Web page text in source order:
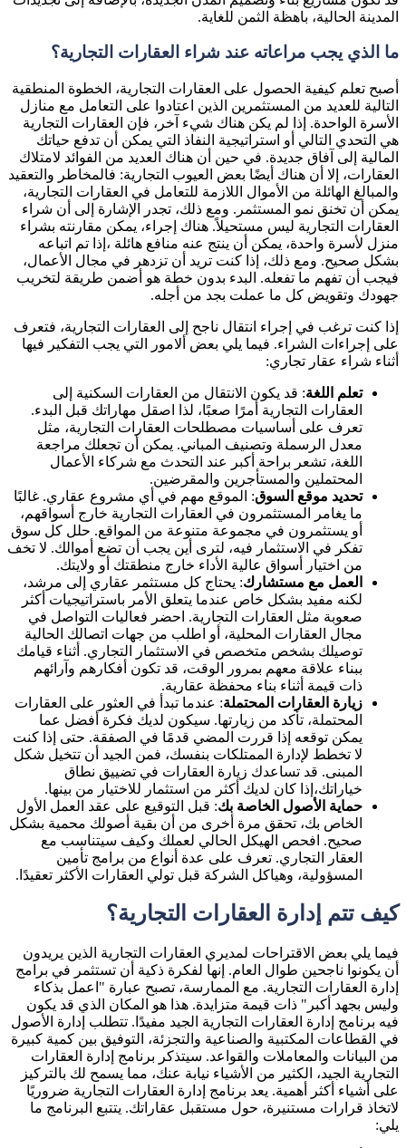
المدينة الحالية، باهظة الثمن للغاية.
ما الذي يجب مراعاته عند شراء العقارات التجارية؟
أصبح تعلم كيفية الحصول على العقارات التجارية، الخطوة المنطقية
التالية للعديد من المستثمرين الذين اعتادوا على التعامل مع منازل
الأسرة الواحدة. إذا لم يكن هناك شيء آخر، فإن العقارات التجارية
هي التحدي التالي أو استراتيجية النفاذ التي يمكن أن تدفع حياتك
المالية إلى آفاق جديدة. في حين أن هناك العديد من الفوائد لامتلاك
العقارات، إلا أن هناك أيضًا بعض العيوب التجارية: فالمخاطر والتعقيد
والمبالغ الهائلة من الأموال اللازمة للتعامل في العقارات التجارية،
يمكن أن تخنق نمو المستثمر. ومع ذلك، تجدر الإشارة إلى أن شراء
العقارات التجارية ليس مستحيلاً. هناك إجراء، يمكن مقارنته بشراء
منزل لأسرة واحدة، يمكن أن ينتج عنه منافع هائلة ،إذا تم اتباعه
بشكل صحيح. ومع ذلك، إذا كنت تريد أن تزدهر في مجال الأعمال،
فيجب أن تفهم ما تفعله. البدء بدون خطة هو أضمن طريقة لتخريب
جهودك وتقويض كل ما عملت بجد من أجله.
إذا كنت ترغب في إجراء انتقال ناجح إلى العقارات التجارية، فتعرف
على إجراءات الشراء. فيما يلي بعض ألامور التي يجب التفكير فيها
أثناء شراء عقار تجاري:
تعلم اللغة: قد يكون الانتقال من العقارات السكنية إلى
العقارات التجارية أمرًا صعبًا، لذا اصقل مهاراتك قبل البدء.
تعرف على أساسيات مصطلحات العقارات التجارية، مثل
معدل الرسملة وتصنيف المباني. يمكن أن تجعلك مراجعة
اللغة، تشعر براحة أكبر عند التحدث مع شركاء الأعمال
المحتملين والمستأجرين والمقرضين.
تحديد موقع السوق: الموقع مهم في أي مشروع عقاري. غالبًا
ما يغامر المستثمرون في العقارات التجارية خارج أسواقهم،
أو يستثمرون في مجموعة متنوعة من المواقع. حلل كل سوق
تفكر في الاستثمار فيه، لترى أين يجب أن تضع أموالك. لا تخف
من اختيار أسواق عالية الأداء خارج منطقتك أو ولايتك.
العمل مع مستشارك: يحتاج كل مستثمر عقاري إلى مرشد،
لكنه مفيد بشكل خاص عندما يتعلق الأمر باستراتيجيات أكثر
صعوبة مثل العقارات التجارية. احضر فعاليات التواصل في
مجال العقارات المحلية، أو اطلب من جهات اتصالك الحالية
توصيلك بشخص متخصص في الاستثمار التجاري. أثناء قيامك
ببناء علاقة معهم بمرور الوقت، قد تكون أفكارهم وآرائهم
ذات قيمة أثناء بناء محفظة عقارية.
زيارة العقارات المحتملة: عندما تبدأ في العثور على العقارات
المحتملة، تأكد من زيارتها. سيكون لديك فكرة أفضل عما
يمكن توقعه إذا قررت المضي قدمًا في الصفقة. حتى إذا كنت
لا تخطط لإدارة الممتلكات بنفسك، فمن الجيد أن تتخيل شكل
المبنى. قد تساعدك زيارة العقارات في تضييق نطاق
خياراتك،إذا كان لديك أكثر من استثمار للاختيار من بينها.
حماية الأصول الخاصة بك: قبل التوقيع على عقد العمل الأول
الخاص بك، تحقق مرة أخرى من أن بقية أصولك محمية بشكل
صحيح. افحص الهيكل الحالي لعملك وكيف سيتناسب مع
العقار التجاري. تعرف على عدة أنواع من برامج تأمين
المسؤولية، وهياكل الشركة قبل تولي العقارات الأكثر تعقيدًا.
كيف تتم إدارة العقارات التجارية؟
فيما يلي بعض الاقتراحات لمديري العقارات التجارية الذين يريدون
أن يكونوا ناجحين طوال العام. إنها لفكرة ذكية أن تستثمر في برامج
إدارة العقارات التجارية. مع الممارسة، تصبح عبارة "اعمل بذكاء
وليس بجهد أكبر" ذات قيمة متزايدة. هذا هو المكان الذي قد يكون
فيه برنامج إدارة العقارات التجارية الجيد مفيدًا. تتطلب إدارة الأصول
في القطاعات المكتبية والصناعية والتجزئة، التوفيق بين كمية كبيرة
من البيانات والمعاملات والقواعد. سيتذكر برنامج إدارة العقارات
التجارية الجيد، الكثير من الأشياء نيابة عنك، مما يسمح لك بالتركيز
على أشياء أكثر أهمية. يعد برنامج إدارة العقارات التجارية ضروريًا
لاتخاذ قرارات مستنيرة، حول مستقبل عقاراتك. يتتبع البرنامج ما
يلي: